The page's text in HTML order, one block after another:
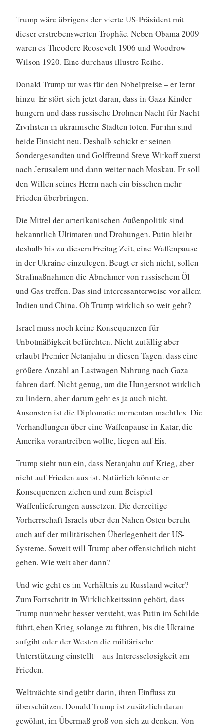
Trump wäre übrigens der vierte US-Präsident mit
dieser erstrebenswerten Trophäe. Neben Obama 2009
waren es Theodore Roosevelt 1906 und Woodrow
Wilson 1920. Eine durchaus illustre Reihe.
Donald Trump tut was für den Nobelpreise – er lernt
hinzu. Er stört sich jetzt daran, dass in Gaza Kinder
hungern und dass russische Drohnen Nacht für Nacht
Zivilisten in ukrainische Städten töten. Für ihn sind
beide Einsicht neu. Deshalb schickt er seinen
Sondergesandten und Golffreund Steve Witkoff zuerst
nach Jerusalem und dann weiter nach Moskau. Er soll
den Willen seines Herrn nach ein bisschen mehr
Frieden überbringen.
Die Mittel der amerikanischen Außenpolitik sind
bekanntlich Ultimaten und Drohungen. Putin bleibt
deshalb bis zu diesem Freitag Zeit, eine Waffenpause
in der Ukraine einzulegen. Beugt er sich nicht, sollen
Strafmaßnahmen die Abnehmer von russischem Öl
und Gas treffen. Das sind interessanterweise vor allem
Indien und China. Ob Trump wirklich so weit geht?
Israel muss noch keine Konsequenzen für
Unbotmäßigkeit befürchten. Nicht zufällig aber
erlaubt Premier Netanjahu in diesen Tagen, dass eine
größere Anzahl an Lastwagen Nahrung nach Gaza
fahren darf. Nicht genug, um die Hungersnot wirklich
zu lindern, aber darum geht es ja auch nicht.
Ansonsten ist die Diplomatie momentan machtlos. Die
Verhandlungen über eine Waffenpause in Katar, die
Amerika vorantreiben wollte, liegen auf Eis.
Trump sieht nun ein, dass Netanjahu auf Krieg, aber
nicht auf Frieden aus ist. Natürlich könnte er
Konsequenzen ziehen und zum Beispiel
Waffenlieferungen aussetzen. Die derzeitige
Vorherrschaft Israels über den Nahen Osten beruht
auch auf der militärischen Überlegenheit der US-
Systeme. Soweit will Trump aber offensichtlich nicht
gehen. Wie weit aber dann?
Und wie geht es im Verhältnis zu Russland weiter?
Zum Fortschritt in Wirklichkeitssinn gehört, dass
Trump nunmehr besser versteht, was Putin im Schilde
führt, eben Krieg solange zu führen, bis die Ukraine
aufgibt oder der Westen die militärische
Unterstützung einstellt – aus Interesselosigkeit am
Frieden.
Weltmächte sind geübt darin, ihren Einfluss zu
überschätzen. Donald Trump ist zusätzlich daran
gewöhnt, im Übermaß groß von sich zu denken. Von